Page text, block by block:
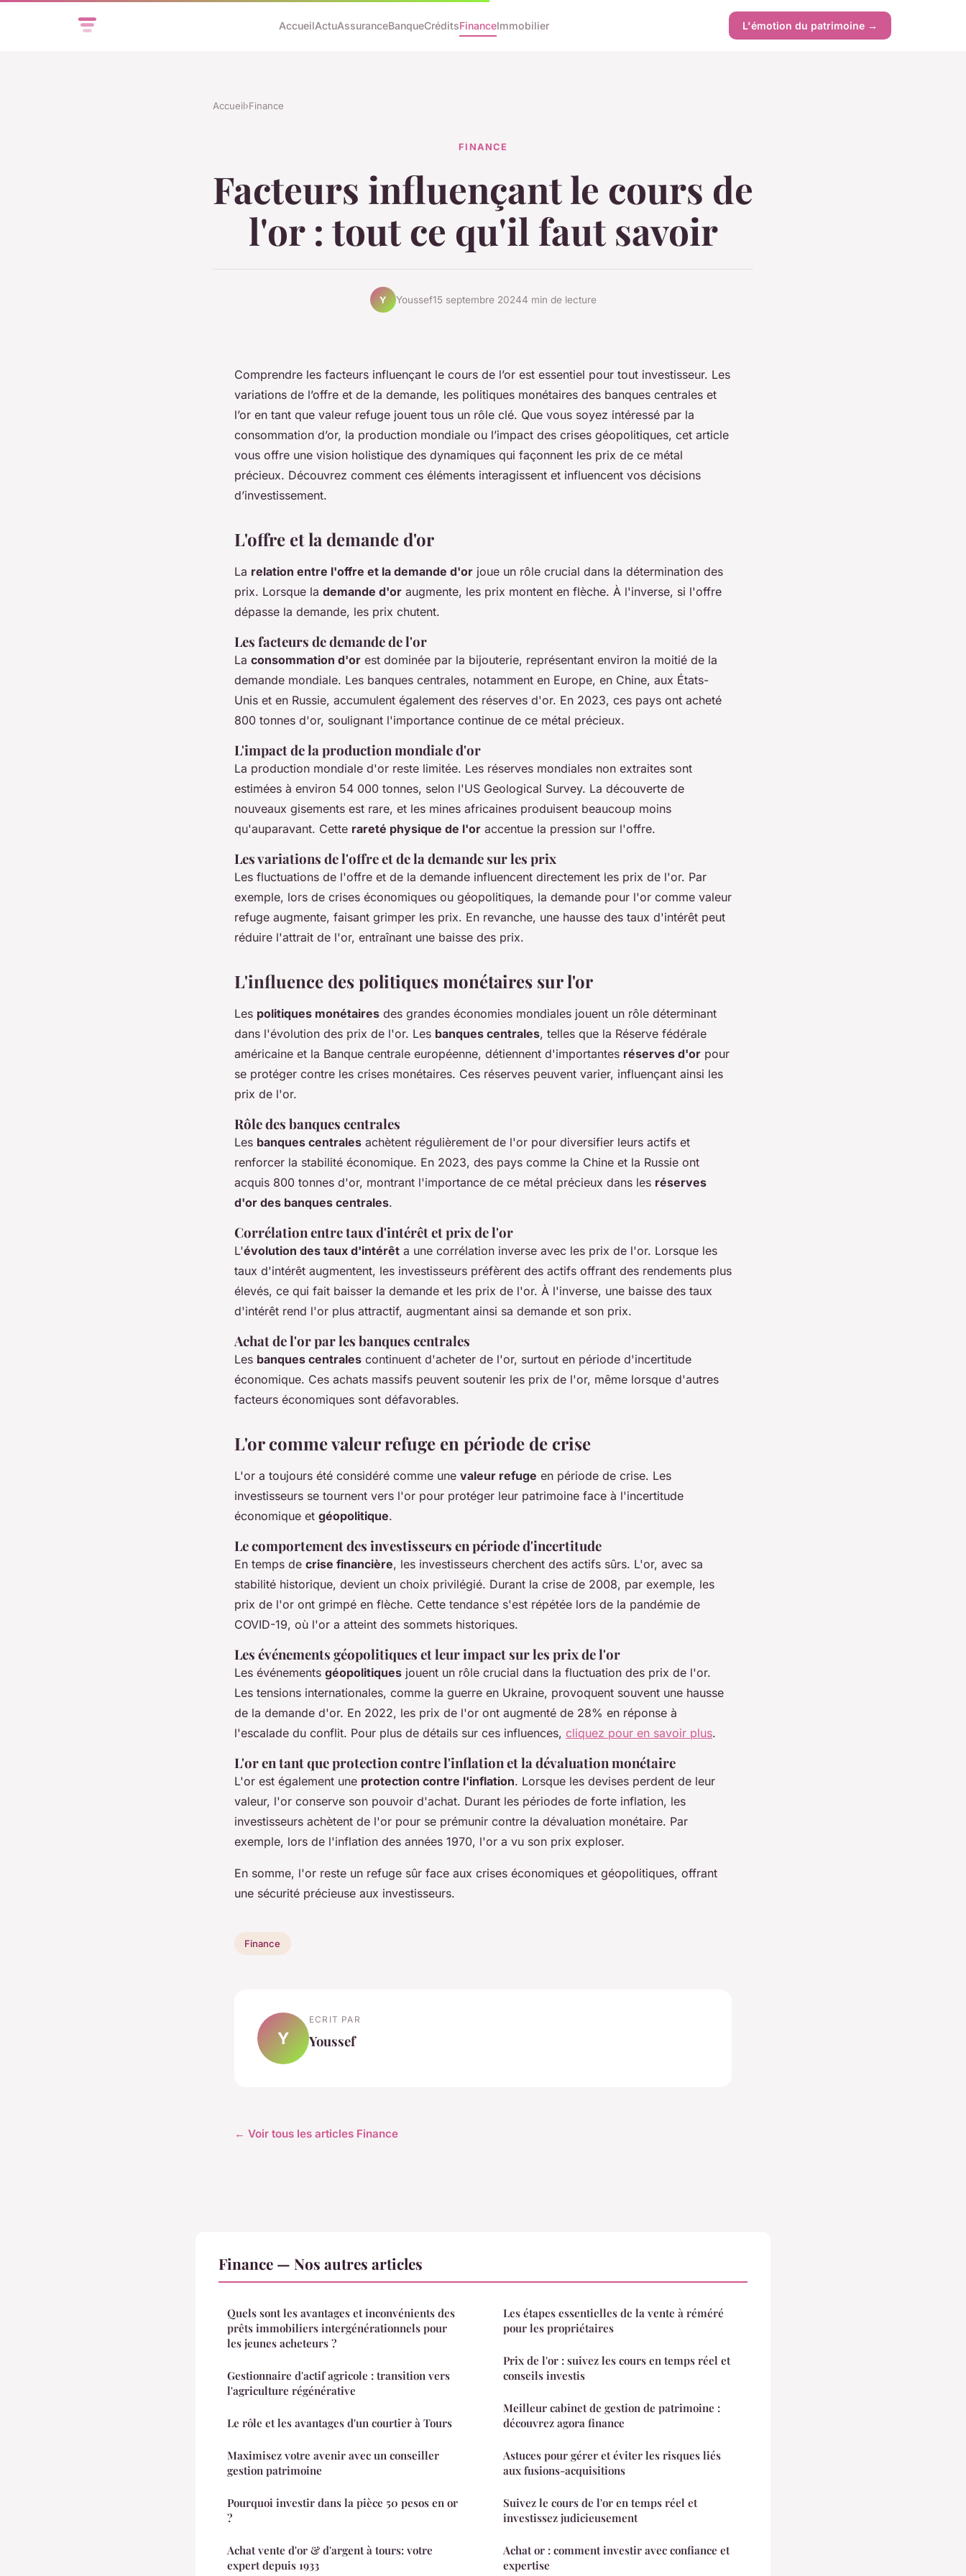
AccueilActuAssuranceBanqueCréditsFinanceImmobilier L'émotion du patrimoine →
Accueil›Finance
FINANCE
Facteurs influençant le cours de
l'or : tout ce qu'il faut savoir
Y Youssef15 septembre 20244 min de lecture
Comprendre les facteurs influençant le cours de l’or est essentiel pour tout investisseur. Les
variations de l’offre et de la demande, les politiques monétaires des banques centrales et
l’or en tant que valeur refuge jouent tous un rôle clé. Que vous soyez intéressé par la
consommation d’or, la production mondiale ou l’impact des crises géopolitiques, cet article
vous offre une vision holistique des dynamiques qui façonnent les prix de ce métal
précieux. Découvrez comment ces éléments interagissent et influencent vos décisions
d’investissement.
L'offre et la demande d'or
La relation entre l'offre et la demande d'or joue un rôle crucial dans la détermination des
prix. Lorsque la demande d'or augmente, les prix montent en flèche. À l'inverse, si l'offre
dépasse la demande, les prix chutent.
Les facteurs de demande de l'or
La consommation d'or est dominée par la bijouterie, représentant environ la moitié de la
demande mondiale. Les banques centrales, notamment en Europe, en Chine, aux États-
Unis et en Russie, accumulent également des réserves d'or. En 2023, ces pays ont acheté
800 tonnes d'or, soulignant l'importance continue de ce métal précieux.
L'impact de la production mondiale d'or
La production mondiale d'or reste limitée. Les réserves mondiales non extraites sont
estimées à environ 54 000 tonnes, selon l'US Geological Survey. La découverte de
nouveaux gisements est rare, et les mines africaines produisent beaucoup moins
qu'auparavant. Cette rareté physique de l'or accentue la pression sur l'offre.
Les variations de l'offre et de la demande sur les prix
Les fluctuations de l'offre et de la demande influencent directement les prix de l'or. Par
exemple, lors de crises économiques ou géopolitiques, la demande pour l'or comme valeur
refuge augmente, faisant grimper les prix. En revanche, une hausse des taux d'intérêt peut
réduire l'attrait de l'or, entraînant une baisse des prix.
L'influence des politiques monétaires sur l'or
Les politiques monétaires des grandes économies mondiales jouent un rôle déterminant
dans l'évolution des prix de l'or. Les banques centrales, telles que la Réserve fédérale
américaine et la Banque centrale européenne, détiennent d'importantes réserves d'or pour
se protéger contre les crises monétaires. Ces réserves peuvent varier, influençant ainsi les
prix de l'or.
Rôle des banques centrales
Les banques centrales achètent régulièrement de l'or pour diversifier leurs actifs et
renforcer la stabilité économique. En 2023, des pays comme la Chine et la Russie ont
acquis 800 tonnes d'or, montrant l'importance de ce métal précieux dans les réserves
d'or des banques centrales.
Corrélation entre taux d'intérêt et prix de l'or
L'évolution des taux d'intérêt a une corrélation inverse avec les prix de l'or. Lorsque les
taux d'intérêt augmentent, les investisseurs préfèrent des actifs offrant des rendements plus
élevés, ce qui fait baisser la demande et les prix de l'or. À l'inverse, une baisse des taux
d'intérêt rend l'or plus attractif, augmentant ainsi sa demande et son prix.
Achat de l'or par les banques centrales
Les banques centrales continuent d'acheter de l'or, surtout en période d'incertitude
économique. Ces achats massifs peuvent soutenir les prix de l'or, même lorsque d'autres
facteurs économiques sont défavorables.
L'or comme valeur refuge en période de crise
L'or a toujours été considéré comme une valeur refuge en période de crise. Les
investisseurs se tournent vers l'or pour protéger leur patrimoine face à l'incertitude
économique et géopolitique.
Le comportement des investisseurs en période d'incertitude
En temps de crise financière, les investisseurs cherchent des actifs sûrs. L'or, avec sa
stabilité historique, devient un choix privilégié. Durant la crise de 2008, par exemple, les
prix de l'or ont grimpé en flèche. Cette tendance s'est répétée lors de la pandémie de
COVID-19, où l'or a atteint des sommets historiques.
Les événements géopolitiques et leur impact sur les prix de l'or
Les événements géopolitiques jouent un rôle crucial dans la fluctuation des prix de l'or.
Les tensions internationales, comme la guerre en Ukraine, provoquent souvent une hausse
de la demande d'or. En 2022, les prix de l'or ont augmenté de 28% en réponse à
l'escalade du conflit. Pour plus de détails sur ces influences, cliquez pour en savoir plus.
L'or en tant que protection contre l'inflation et la dévaluation monétaire
L'or est également une protection contre l'inflation. Lorsque les devises perdent de leur
valeur, l'or conserve son pouvoir d'achat. Durant les périodes de forte inflation, les
investisseurs achètent de l'or pour se prémunir contre la dévaluation monétaire. Par
exemple, lors de l'inflation des années 1970, l'or a vu son prix exploser.
En somme, l'or reste un refuge sûr face aux crises économiques et géopolitiques, offrant
une sécurité précieuse aux investisseurs.
Finance
Y
ECRIT PAR
Youssef
← Voir tous les articles Finance
Finance — Nos autres articles
Quels sont les avantages et inconvénients des
prêts immobiliers intergénérationnels pour
les jeunes acheteurs ?
Gestionnaire d'actif agricole : transition vers
l'agriculture régénérative
Le rôle et les avantages d'un courtier à Tours
Maximisez votre avenir avec un conseiller
gestion patrimoine
Pourquoi investir dans la pièce 50 pesos en or
?
Achat vente d'or & d'argent à tours: votre
expert depuis 1933
Les étapes essentielles de la vente à réméré
pour les propriétaires
Prix de l'or : suivez les cours en temps réel et
conseils investis
Meilleur cabinet de gestion de patrimoine :
découvrez agora finance
Astuces pour gérer et éviter les risques liés
aux fusions-acquisitions
Suivez le cours de l'or en temps réel et
investissez judicieusement
Achat or : comment investir avec confiance et
expertise